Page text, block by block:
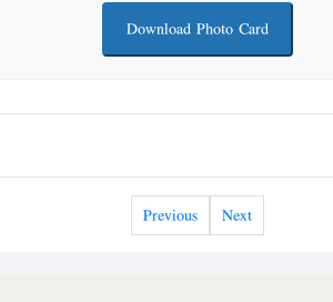
Download Photo Card
Previous Next